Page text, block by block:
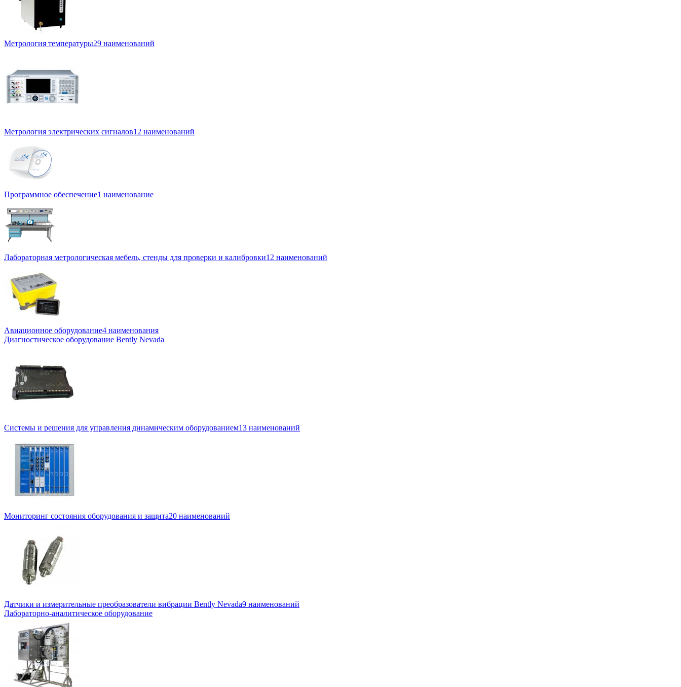
Метрология температуры29 наименований
Метрология электрических сигналов12 наименований
Программное обеспечение1 наименование
Лабораторная метрологическая мебель, стенды для проверки и калибровки12 наименований
Авиационное оборудование4 наименования
Диагностическое оборудование Bently Nevada
Системы и решения для управления динамическим оборудованием13 наименований
Мониторинг состояния оборудования и защита20 наименований
Датчики и измерительные преобразователи вибрации Bently Nevada9 наименований
Лабораторно-аналитическое оборудование